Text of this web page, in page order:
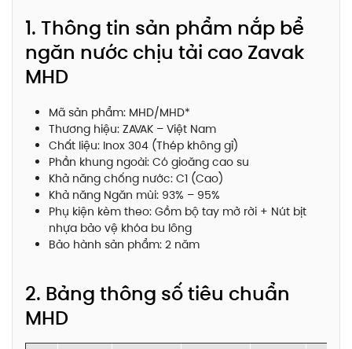
1. Thông tin sản phẩm nắp bể
ngăn nước chịu tải cao Zavak
MHD
Mã sản phẩm: MHD/MHD*
Thương hiệu: ZAVAK – Việt Nam
Chất liệu: Inox 304 (Thép không gỉ)
Phần khung ngoài: Có gioăng cao su
Khả năng chống nước: C1 (Cao)
Khả năng Ngăn mùi: 93% – 95%
Phụ kiện kèm theo: Gồm bộ tay mở rời + Nút bịt
nhựa bảo vệ khóa bu lông
Bảo hành sản phẩm: 2 năm
2. Bảng thông số tiêu chuẩn
MHD